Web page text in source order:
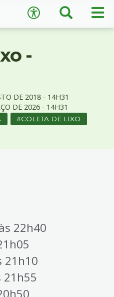
Busca
Acessibilidade ×
↺Restaurar padrão
-
DE 2018 - 14H31
DE 2026 - 14H31
COLETA DE LIXO
22h40
21h10
21h55